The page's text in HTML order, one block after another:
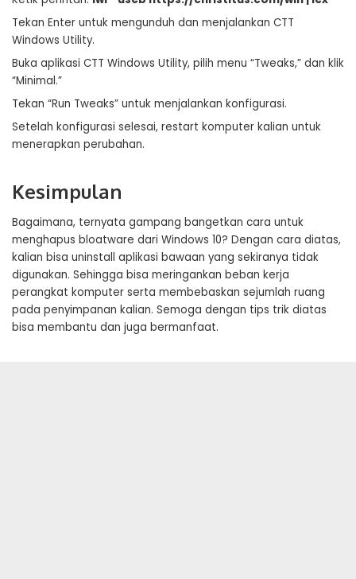
Tekan Enter untuk mengunduh dan menjalankan CTT
Windows Utility.
Buka aplikasi CTT Windows Utility, pilih menu “Tweaks,” dan klik
“Minimal.”
Tekan “Run Tweaks” untuk menjalankan konfigurasi.
Setelah konfigurasi selesai, restart komputer kalian untuk
menerapkan perubahan.
Kesimpulan
Bagaimana, ternyata gampang bangetkan cara untuk
menghapus bloatware dari Windows 10? Dengan cara diatas,
kalian bisa uninstall aplikasi bawaan yang sekiranya tidak
digunakan. Sehingga bisa meringankan beban kerja
perangkat komputer serta membebaskan sejumlah ruang
pada penyimpanan kalian. Semoga dengan tips trik diatas
bisa membantu dan juga bermanfaat.